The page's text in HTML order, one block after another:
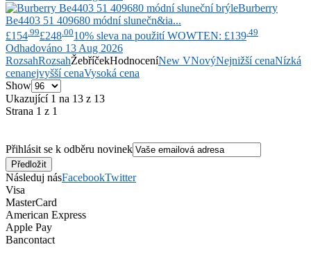
Burberry
Be4403 51 409680 módní slunečn&ia...
£154 .99£248 .0010% sleva na použití WOWTEN: £139 .49
Odhadováno 13 Aug 2026
RozsahRozsahŽebříčekHodnoceníNew VNovýNejnižší cenaNízká
cenanejvyšší cenaVysoká cena
Show
Ukazující 1 na 13 z 13
Strana 1 z 1
Přihlásit se k odběru novinek
Následuj násFacebookTwitter
Visa
MasterCard
American Express
Apple Pay
Bancontact